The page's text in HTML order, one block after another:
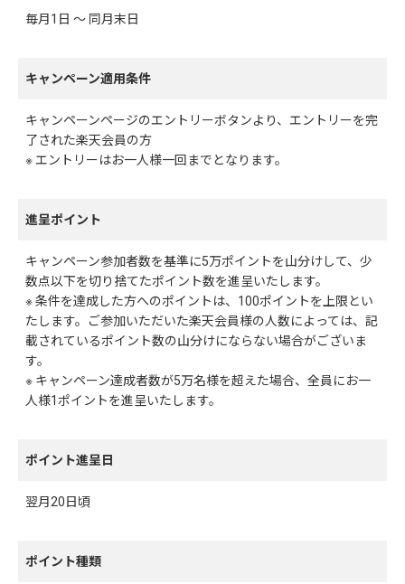
毎月1日 ～ 同月末日
キャンペーン適用条件
キャンペーンページのエントリーボタンより、エントリーを完
了された楽天会員の方
※ エントリーはお一人様一回までとなります。
進呈ポイント
キャンペーン参加者数を基準に5万ポイントを山分けして、少
数点以下を切り捨てたポイント数を進呈いたします。
※ 条件を達成した方へのポイントは、100ポイントを上限とい
たします。ご参加いただいた楽天会員様の人数によっては、記
載されているポイント数の山分けにならない場合がございま
す。
※ キャンペーン達成者数が5万名様を超えた場合、全員にお一
人様1ポイントを進呈いたします。
ポイント進呈日
翌月20日頃
ポイント種類